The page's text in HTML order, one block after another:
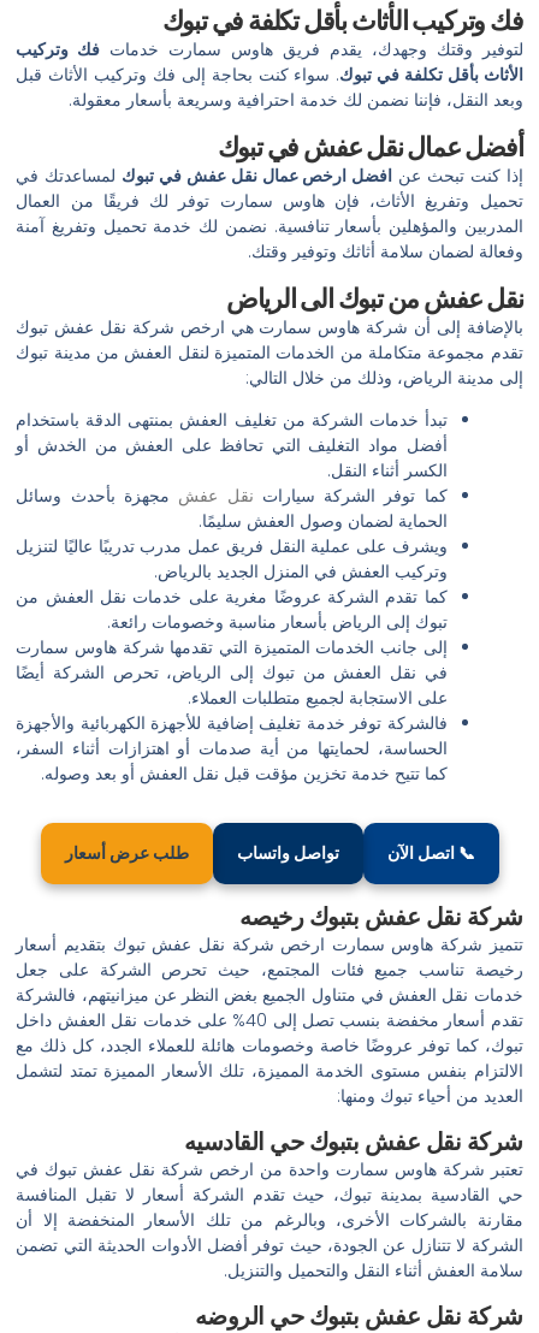
فك وتركيب الأثاث بأقل تكلفة في تبوك
لتوفير وقتك وجهدك، يقدم فريق هاوس سمارت خدمات فك وتركيب
الأثاث بأقل تكلفة في تبوك. سواء كنت بحاجة إلى فك وتركيب الأثاث قبل
وبعد النقل، فإننا نضمن لك خدمة احترافية وسريعة بأسعار معقولة.
أفضل عمال نقل عفش في تبوك
إذا كنت تبحث عن افضل ارخص عمال نقل عفش في تبوك لمساعدتك في
تحميل وتفريغ الأثاث، فإن هاوس سمارت توفر لك فريقًا من العمال
المدربين والمؤهلين بأسعار تنافسية. نضمن لك خدمة تحميل وتفريغ آمنة
وفعالة لضمان سلامة أثاثك وتوفير وقتك.
نقل عفش من تبوك الى الرياض
بالإضافة إلى أن شركة هاوس سمارت هي ارخص شركة نقل عفش تبوك
تقدم مجموعة متكاملة من الخدمات المتميزة لنقل العفش من مدينة تبوك
إلى مدينة الرياض، وذلك من خلال التالي:
تبدأ خدمات الشركة من تغليف العفش بمنتهى الدقة باستخدام
أفضل مواد التغليف التي تحافظ على العفش من الخدش أو
الكسر أثناء النقل.
كما توفر الشركة سيارات نقل عفش مجهزة بأحدث وسائل
الحماية لضمان وصول العفش سليمًا.
ويشرف على عملية النقل فريق عمل مدرب تدريبًا عاليًا لتنزيل
وتركيب العفش في المنزل الجديد بالرياض.
كما تقدم الشركة عروضًا مغرية على خدمات نقل العفش من
تبوك إلى الرياض بأسعار مناسبة وخصومات رائعة.
إلى جانب الخدمات المتميزة التي تقدمها شركة هاوس سمارت
في نقل العفش من تبوك إلى الرياض، تحرص الشركة أيضًا
على الاستجابة لجميع متطلبات العملاء.
فالشركة توفر خدمة تغليف إضافية للأجهزة الكهربائية والأجهزة
الحساسة، لحمايتها من أية صدمات أو اهتزازات أثناء السفر،
كما تتيح خدمة تخزين مؤقت قبل نقل العفش أو بعد وصوله.
📞 اتصل الآن تواصل واتساب طلب عرض أسعار
شركة نقل عفش بتبوك رخيصه
تتميز شركة هاوس سمارت ارخص شركة نقل عفش تبوك بتقديم أسعار
رخيصة تناسب جميع فئات المجتمع، حيث تحرص الشركة على جعل
خدمات نقل العفش في متناول الجميع بغض النظر عن ميزانيتهم، فالشركة
تقدم أسعار مخفضة بنسب تصل إلى 40% على خدمات نقل العفش داخل
تبوك، كما توفر عروضًا خاصة وخصومات هائلة للعملاء الجدد، كل ذلك مع
الالتزام بنفس مستوى الخدمة المميزة، تلك الأسعار المميزة تمتد لتشمل
العديد من أحياء تبوك ومنها:
شركة نقل عفش بتبوك حي القادسيه
تعتبر شركة هاوس سمارت واحدة من ارخص شركة نقل عفش تبوك في
حي القادسية بمدينة تبوك، حيث تقدم الشركة أسعار لا تقبل المنافسة
مقارنة بالشركات الأخرى، وبالرغم من تلك الأسعار المنخفضة إلا أن
الشركة لا تتنازل عن الجودة، حيث توفر أفضل الأدوات الحديثة التي تضمن
سلامة العفش أثناء النقل والتحميل والتنزيل.
شركة نقل عفش بتبوك حي الروضه